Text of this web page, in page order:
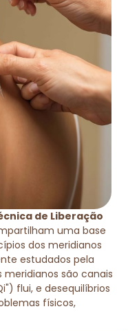
de Liberação
uma base
dos meridianos
estudados pela
são canais
flui, e desequilíbrios
físicos,